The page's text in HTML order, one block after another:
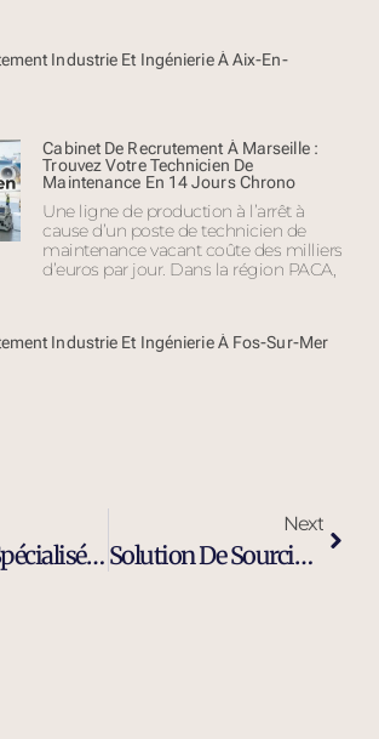
Industrie Et Ingénierie À Aix-En-
Cabinet De Recrutement À Marseille :
Trouvez Votre Technicien De
Maintenance En 14 Jours Chrono
Une ligne de production à l’arrêt à
cause d’un poste de technicien de
maintenance vacant coûte des milliers
d’euros par jour. Dans la région PACA,
Industrie Et Ingénierie À Fos-Sur-Mer
Sourcing Spécialisé Profil Industriel À Avignon
Next
Solution De Sourcing Et Recrutement Externalisé À Avignon